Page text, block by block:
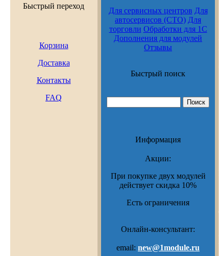
Быстрый переход
Корзина
Доставка
Контакты
FAQ
Для сервисных центров Для
автосервисов (СТО) Для
торговли Обработки для 1С
Дополнения для модулей
Отзывы
Быстрый поиск
Информация
Акции:
При покупке двух модулей
действует скидка 10%
Есть ограничения
Онлайн-консультант:
email: new@1module.ru